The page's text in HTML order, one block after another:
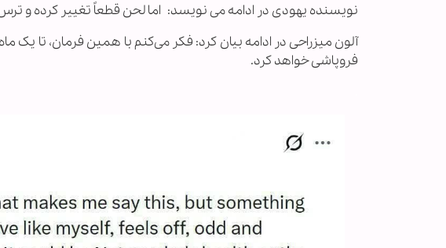
نویسنده یهودی در ادامه می نویسد: اما لحن قطعاً تغییر کرده و
آلون میزراحی در ادامه بیان کرد: فکر می‌کنم با همین فرمان، تا
فروپاشی خواهد کرد.